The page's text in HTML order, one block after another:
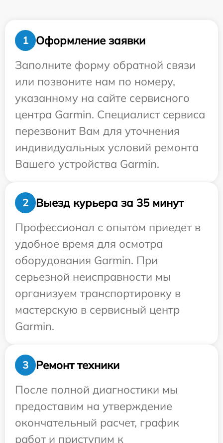
1
Оформление заявки
Заполните форму обратной связи
или позвоните нам по номеру,
указанному на сайте сервисного
центра Garmin. Специалист сервиса
перезвонит Вам для уточнения
индивидуальных условий ремонта
Вашего устройства Garmin.
2
Выезд курьера за 35 минут
Профессионал с опытом приедет в
удобное время для осмотра
оборудования Garmin. При
серьезной неисправности мы
организуем транспортировку в
мастерскую в сервисный центр
Garmin.
3
Ремонт техники
После полной диагностики мы
предоставим на утверждение
окончательный расчет, график
работ и приступим к